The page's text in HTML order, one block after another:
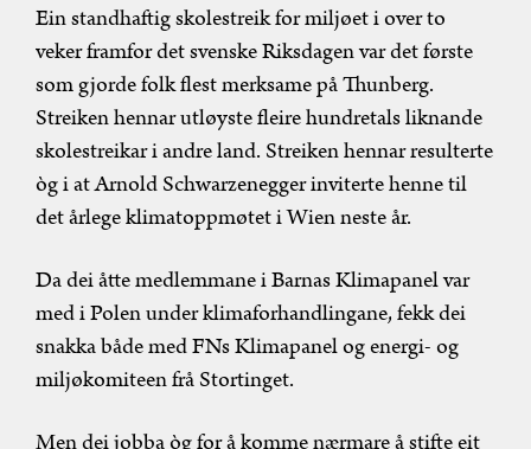
Ein standhaftig skolestreik for miljøet i over to
veker framfor det svenske Riksdagen var det første
som gjorde folk flest merksame på Thunberg.
Streiken hennar utløyste fleire hundretals liknande
skolestreikar i andre land. Streiken hennar resulterte
òg i at Arnold Schwarzenegger inviterte henne til
det årlege klimatoppmøtet i Wien neste år.
Da dei åtte medlemmane i Barnas Klimapanel var
med i Polen under klimaforhandlingane, fekk dei
snakka både med FNs Klimapanel og energi- og
miljøkomiteen frå Stortinget.
Men dei jobba òg for å komme nærmare å stifte eit